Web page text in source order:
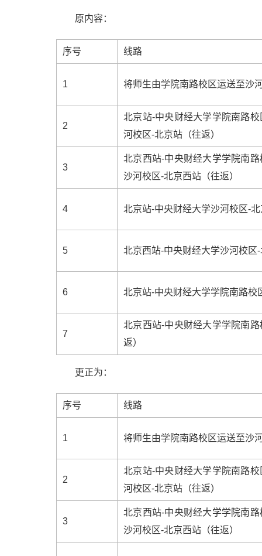
原内容：
序号 线路
1 将师生由学院南路校区运送至沙
2
北京站-中央财经大学学院南路
河校区-北京站（往返）
3
北京西站-中央财经大学学院南
沙河校区-北京西站（往返）
4 北京站-中央财经大学沙河校区-
5 北京西站-中央财经大学沙河校区
6 北京站-中央财经大学学院南路校
7
北京西站-中央财经大学学院南
返）
更正为：
序号 线路
1 将师生由学院南路校区运送至沙
2
北京站-中央财经大学学院南路
河校区-北京站（往返）
3
北京西站-中央财经大学学院南
沙河校区-北京西站（往返）